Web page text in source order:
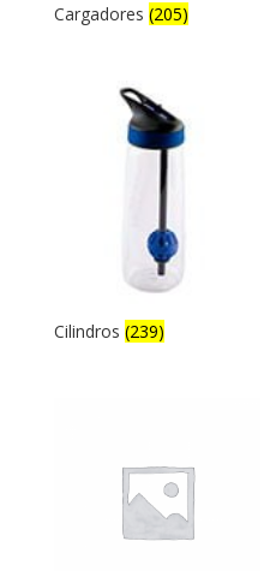
Cargadores (205)
Cilindros (239)